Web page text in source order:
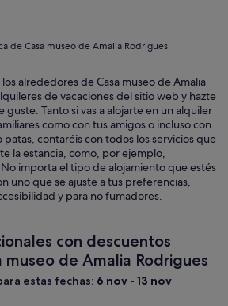
de Casa museo de Amalia Rodrigues
alrededores de Casa museo de Amalia
de vacaciones del sitio web y hazte
guste. Tanto si vas a alojarte en un alquiler
como con tus amigos o incluso con
contaréis con todos los servicios que
la estancia, como, por ejemplo,
importa el tipo de alojamiento que estés
uno que se ajuste a tus preferencias,
y para no fumadores.
con descuentos
museo de Amalia Rodrigues
estas fechas: 6 nov - 13 nov